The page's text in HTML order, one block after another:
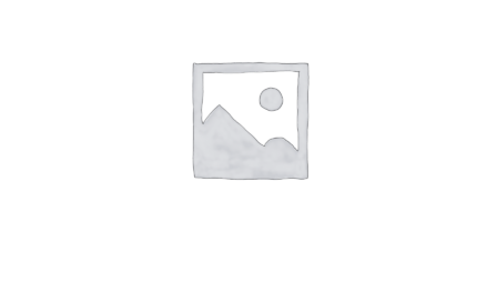
AJOUTER AU PANIER